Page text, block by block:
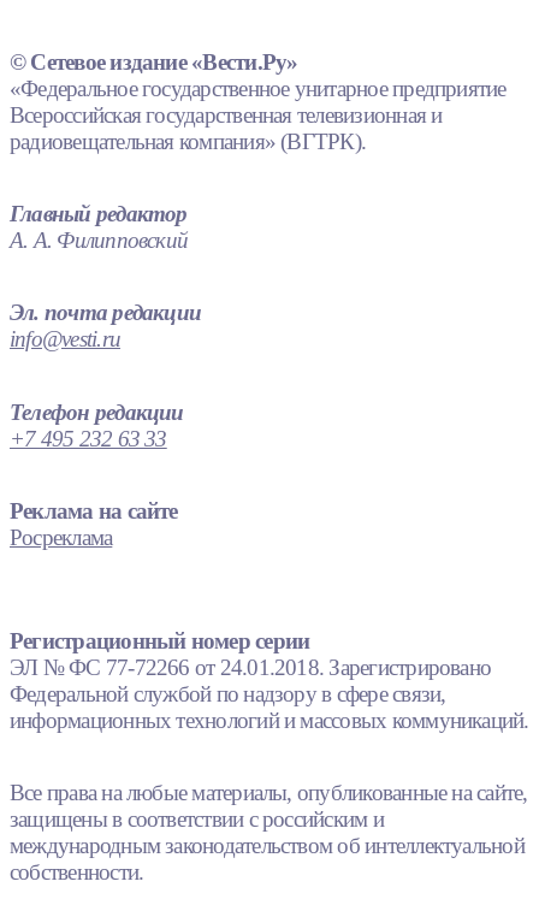
© Сетевое издание «Вести.Ру»
«Федеральное государственное унитарное предприятие
Всероссийская государственная телевизионная и
радиовещательная компания» (ВГТРК).
Главный редактор
А. А. Филипповский
Эл. почта редакции
info@vesti.ru
Телефон редакции
+7 495 232 63 33
Реклама на сайте
Росреклама
Регистрационный номер серии
ЭЛ № ФС 77-72266 от 24.01.2018. Зарегистрировано
Федеральной службой по надзору в сфере связи,
информационных технологий и массовых коммуникаций.
Все права на любые материалы, опубликованные на сайте,
защищены в соответствии с российским и
международным законодательством об интеллектуальной
собственности.